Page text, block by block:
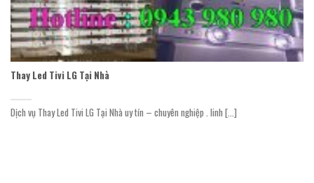
Thay Led Tivi LG Tại Nhà
Dịch vụ Thay Led Tivi LG Tại Nhà uy tín – chuyên nghiệp . linh [...]